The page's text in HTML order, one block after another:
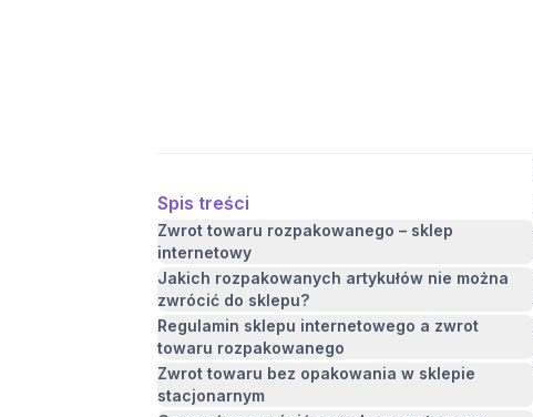
Spis treści
Zwrot towaru rozpakowanego – sklep
internetowy
Jakich rozpakowanych artykułów nie można
zwrócić do sklepu?
Regulamin sklepu internetowego a zwrot
towaru rozpakowanego
Zwrot towaru bez opakowania w sklepie
stacjonarnym